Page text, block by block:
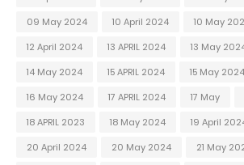
09 May 2024
10 April 2024 10 May
12 April 2024
13 APRIL 2024 13 May
14 May 2024
15 APRIL 2024 15 May 2024
16 May 2024
17 APRIL 2024 17 May
18 APRIL 2023
18 May 2024
19 April
20 April 2024
20 May 2024
21 May